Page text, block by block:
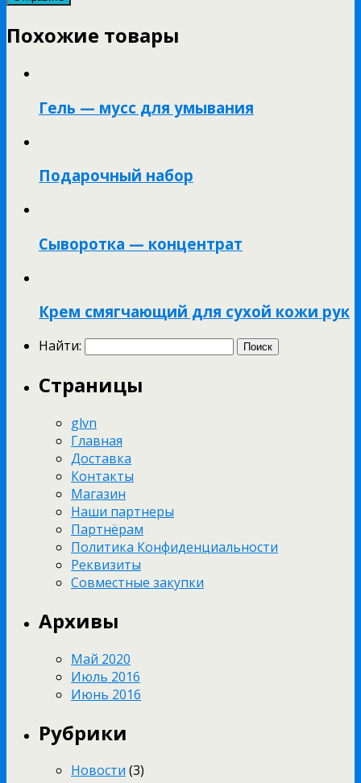
Похожие товары
Гель — мусс для умывания
Подарочный набор
Сыворотка — концентрат
Крем смягчающий для сухой кожи рук
Найти:
Страницы
glvn
Главная
Доставка
Контакты
Магазин
Наши партнеры
Партнёрам
Политика Конфиденциальности
Реквизиты
Совместные закупки
Архивы
Май 2020
Июль 2016
Июнь 2016
Рубрики
Новости (3)